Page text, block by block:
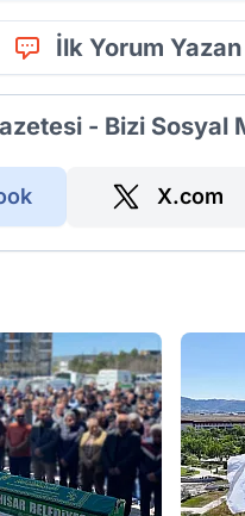
İlk Yorum Yazan
- Bizi Sosyal
X.com